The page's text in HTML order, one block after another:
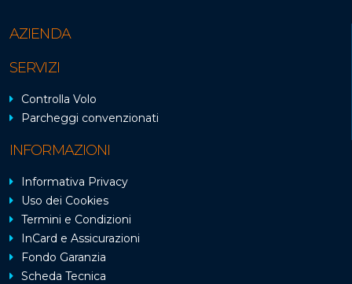
AZIENDA
SERVIZI
Controlla Volo
Parcheggi convenzionati
INFORMAZIONI
Informativa Privacy
Uso dei Cookies
Termini e Condizioni
InCard e Assicurazioni
Fondo Garanzia
Scheda Tecnica